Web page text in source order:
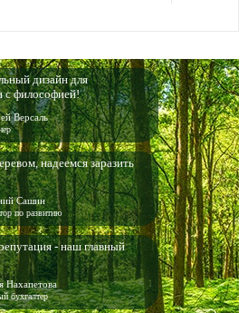
дизайн для
с философией!
Версаль
надеемся заразить
Сашин
по развитию
- наш главный
Нахапетова
бухгалтер